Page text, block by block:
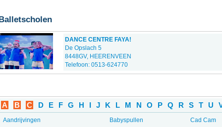
DANCE CENTRE FAYA!
De Opslach 5
8448GV, HEERENVEEN
Telefoon: 0513-624770
A B C D E F G H I J K L M N O P Q R S T U
Aandrijvingen
Babyspullen
Cad Cam